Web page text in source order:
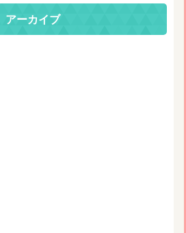
アーカイブ